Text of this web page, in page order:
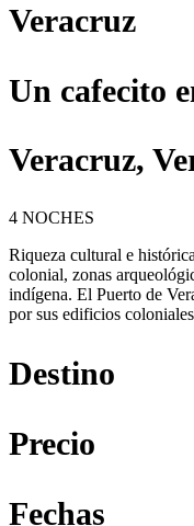
Veracruz
Un cafecito
Veracruz,
4 NOCHES
Riqueza cultural e
colonial, zonas
indígena. El Puerto de
por sus edificios
Destino
Precio
Fechas